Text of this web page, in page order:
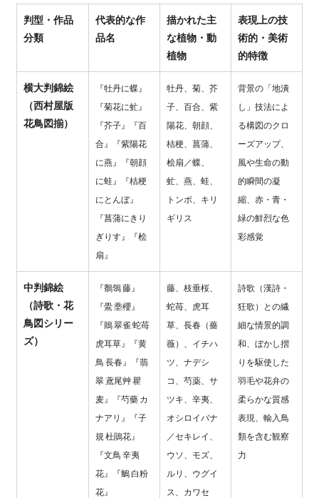
判型・作品
分類
代表的な作
品名
描かれた主
な植物・動
植物
表現上の技
術的・美術
的特徴
横大判錦絵
（西村屋版
花鳥図揃）
『牡丹に蝶』
『菊花に虻』
『芥子』『百
合』『紫陽花
に燕』『朝顔
に蛙』『桔梗
にとんぼ』
『菖蒲にきり
ぎりす』『桧
扇』
牡丹、菊、芥
子、百合、紫
陽花、朝顔、
桔梗、菖蒲、
桧扇／蝶、
虻、燕、蛙、
トンボ、キリ
ギリス
背景の「地潰
し」技法によ
る構図のクロ
ーズアップ、
風や生命の動
的瞬間の凝
縮、赤・青・
緑の鮮烈な色
彩感覚
中判錦絵
（詩歌・花
鳥図シリー
ズ）
『鶺鴒 藤』
『鷽 埀櫻』
『鵙 翠雀 蛇苺
虎耳草』『黄
鳥 長春』『翡
翠 鳶尾艸 瞿
麦』『芍藥 カ
ナアリ』『子
規 杜鵑花』
『文鳥 辛夷
花』『鵤 白粉
花』
藤、枝垂桜、
蛇苺、虎耳
草、長春（薔
薇）、イチハ
ツ、ナデシ
コ、芍薬、サ
ツキ、辛夷、
オシロイバナ
／セキレイ、
ウソ、モズ、
ルリ、ウグイ
ス、カワセ
詩歌（漢詩・
狂歌）との繊
細な情景的調
和、ぼかし摺
りを駆使した
羽毛や花弁の
柔らかな質感
表現、輸入鳥
類を含む観察
力